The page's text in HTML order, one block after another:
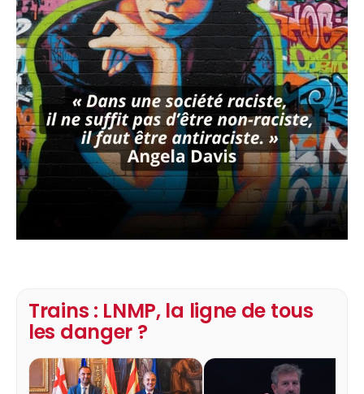
Trains : LNMP, la ligne de tous
les danger ?